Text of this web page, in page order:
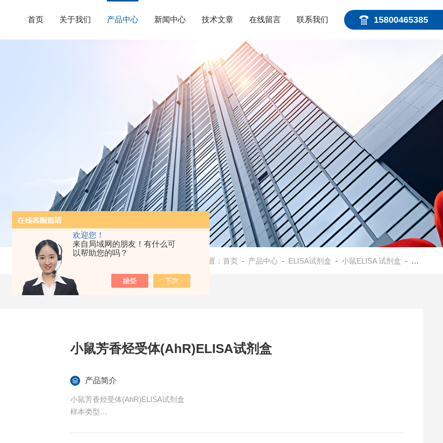
欢迎您！
来自局域网的朋友！有什么可
以帮助您的吗？
15800465385
首页 关于我们 产品中心 新闻中心 技术文章 在线留言 联系我们
当前位置：首页 - 产品中心 - ELISA试剂盒 -小鼠ELISA 试剂盒 - 小鼠芳香烃受体(AhR)ELISA试剂盒
小鼠芳香烃受体(AhR)ELISA试剂盒
产品简介
小鼠芳香烃受体(AhR)ELISA试剂盒
样本类型